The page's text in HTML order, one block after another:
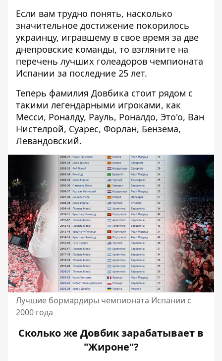
Если вам трудно понять, насколько
значительное достижение покорилось
украинцу, игравшему в свое время за две
днепровские команды, то взгляните на
перечень лучших голеадоров чемпионата
Испании за последние 25 лет.
Теперь фамилия Довбика стоит рядом с
такими легендарными игроками, как
Месси, Роналду, Рауль, Роналдо, Это'о, Ван
Нистелрой, Суарес, Форлан, Бензема,
Левандовский.
Лучшие бормардиры чемпионата Испании с
2000 года
Сколько же Довбик зарабатывает в
"Жироне"?